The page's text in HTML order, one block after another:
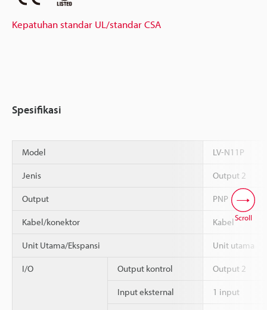
Kepatuhan standar UL/standar CSA
Spesifikasi
Model LV-N11P
Jenis Output 2
Output PNP
Kabel/konektor Kabel
Unit Utama/Ekspansi Unit utama
I/O Output kontrol Output 2
Input eksternal 1 input
Scroll